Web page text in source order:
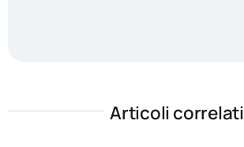
Articoli correlati